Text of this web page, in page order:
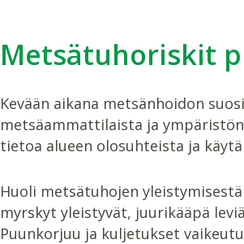
Metsätuhoriskit
Kevään aikana metsänhoidon
metsäammattilaista ja
tietoa alueen olosuhteista ja
Huoli metsätuhojen
myrskyt yleistyvät, juurikääpä
Puunkorjuu ja kuljetukset